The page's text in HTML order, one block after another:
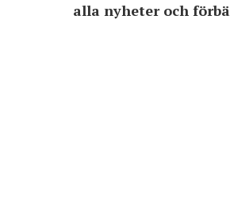
alla nyheter och